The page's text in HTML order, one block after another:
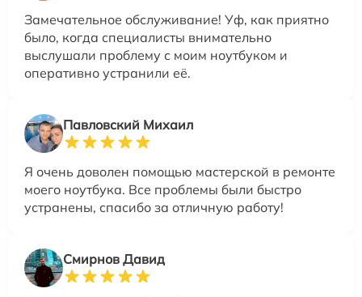
Замечательное обслуживание! Уф, как приятно
было, когда специалисты внимательно
выслушали проблему с моим ноутбуком и
оперативно устранили её.
Павловский Михаил
Я очень доволен помощью мастерской в ремонте
моего ноутбука. Все проблемы были быстро
устранены, спасибо за отличную работу!
Смирнов Давид